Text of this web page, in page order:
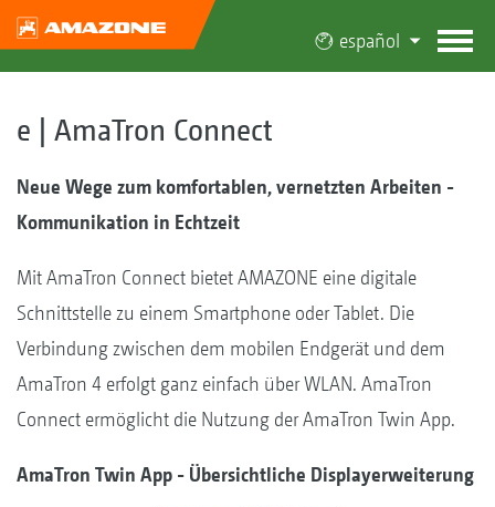
español
e | AmaTron Connect
Neue Wege zum komfortablen, vernetzten Arbeiten -
Kommunikation in Echtzeit
Mit AmaTron Connect bietet AMAZONE eine digitale
Schnittstelle zu einem Smartphone oder Tablet. Die
Verbindung zwischen dem mobilen Endgerät und dem
AmaTron 4 erfolgt ganz einfach über WLAN. AmaTron
Connect ermöglicht die Nutzung der AmaTron Twin App.
AmaTron Twin App - Übersichtliche Displayerweiterung